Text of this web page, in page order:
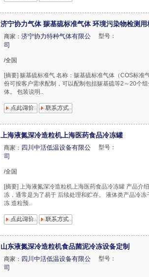
济宁协力气体 羰基硫标准气体 环境污染物检测用
商家： 济宁协力特种气体有限公
司
型号：
/全国
[摘要] 羰基硫标准气 名称：羰基硫标准气体（COS标准
份可按客户需求配制，可以配制包括羰基硫等2～20个
体。 包装说明..
上海液氮深冷造粒机上海医药食品冷冻罐
商家： 四川中活低温设备有限公
司
型号：
/全国
[摘要] 上海液氮深冷造粒机上海医药食品冷冻罐 产品介
冻，通常是为了易于 后续处理和贮存。 液体类产品冷冻
冻 造粒预..
山东液氮深冷造粒机食品菌泥冷冻设备定制
商家： 四川中活低温设备有限公
司
型号：